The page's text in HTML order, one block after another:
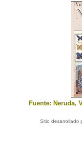
Fuente: Neruda,
Sitio desarrollado